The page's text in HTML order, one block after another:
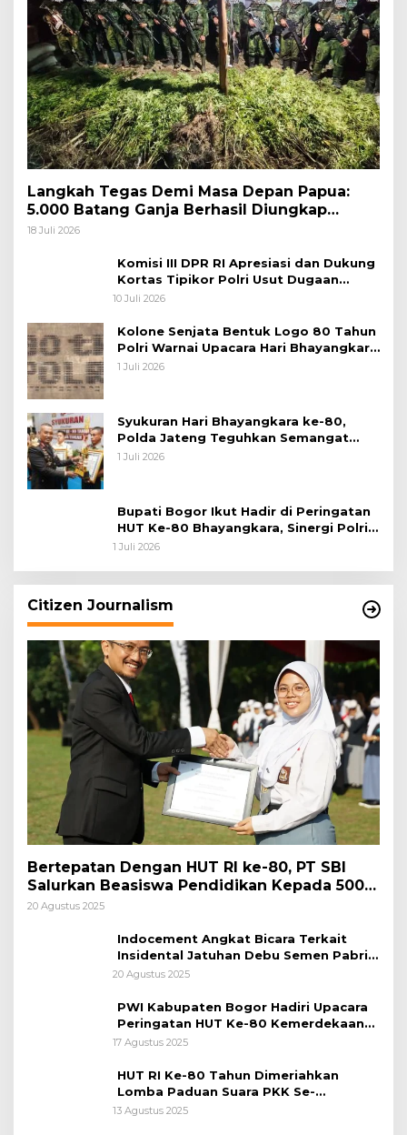
Langkah Tegas Demi Masa Depan Papua:
5.000 Batang Ganja Berhasil Diungkap
Koops TNI Habema
18 Juli 2026
Komisi III DPR RI Apresiasi dan Dukung
Kortas Tipikor Polri Usut Dugaan
Korupsi Batu Bara
10 Juli 2026
Kolone Senjata Bentuk Logo 80 Tahun
Polri Warnai Upacara Hari Bhayangkara
ke-80
1 Juli 2026
Syukuran Hari Bhayangkara ke-80,
Polda Jateng Teguhkan Semangat
Pengabdian dan Pererat Kebersamaan
1 Juli 2026
Bupati Bogor Ikut Hadir di Peringatan
HUT Ke-80 Bhayangkara, Sinergi Polri
dan Pemkab Bogor Jadi Kunci Menjaga
1 Juli 2026
Citizen Journalism
Bertepatan Dengan HUT RI ke-80, PT SBI
Salurkan Beasiswa Pendidikan Kepada 500
Pelajar
20 Agustus 2025
Indocement Angkat Bicara Terkait
Insidental Jatuhan Debu Semen Pabrik
Citeureup
20 Agustus 2025
PWI Kabupaten Bogor Hadiri Upacara
Peringatan HUT Ke-80 Kemerdekaan
RI, di Lapangan Tegar Beriman
17 Agustus 2025
HUT RI Ke-80 Tahun Dimeriahkan
Lomba Paduan Suara PKK Se-
Kabupaten Bogor
13 Agustus 2025